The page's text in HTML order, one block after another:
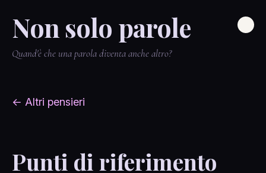
Non solo parole
Quand'è che una parola diventa anche altro?
← Altri pensieri
Punti di riferimento